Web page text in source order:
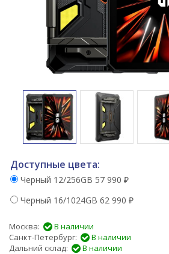
Доступные цвета:
Черный 12/256GB 57 990 ₽
Черный 16/1024GB 62 990 ₽
Москва:
В наличии
Санкт-Петербург:
В наличии
Дальний склад:
В наличии